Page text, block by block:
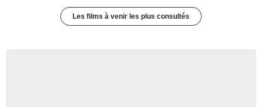
Les films à venir les plus consultés